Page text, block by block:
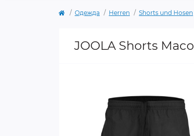
Одежда Herren Shorts und Hosen
JOOLA Shorts Maco